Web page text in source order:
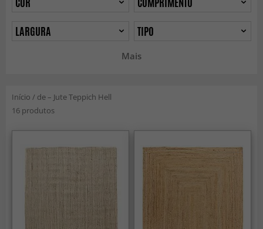
Mais
LARGURA
TIPO
Início / de – Jute Teppich Hell
16 produtos